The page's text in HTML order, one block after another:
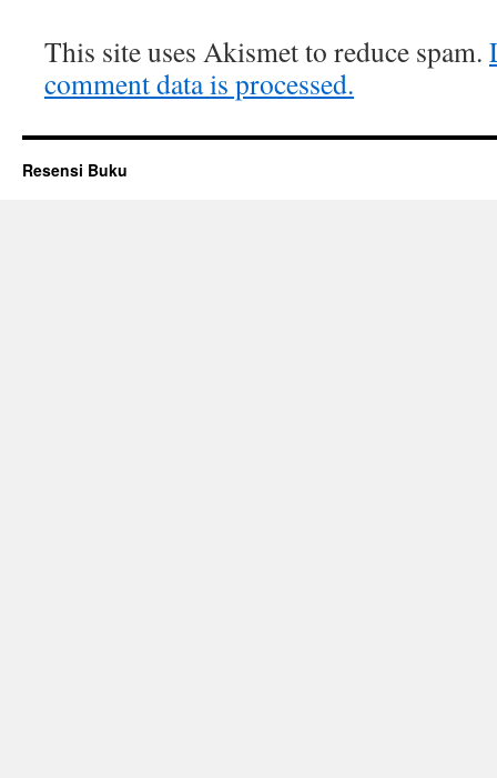
This site uses Akismet to reduce spam.
comment data is processed.
Resensi Buku